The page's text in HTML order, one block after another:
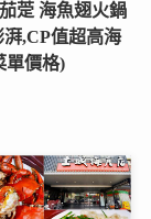
萣 海魚翅火鍋
湃,CP值超高海
單價格)